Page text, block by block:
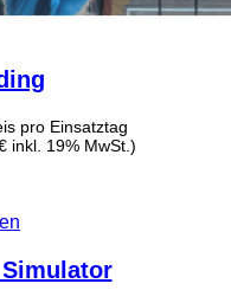
pro Einsatztag
inkl. 19% MwSt.)